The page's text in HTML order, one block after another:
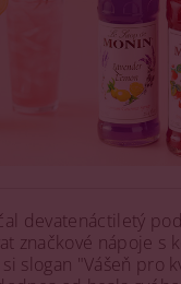
devatenáctiletý
značkové nápoje s
slogan "Vášeň pro